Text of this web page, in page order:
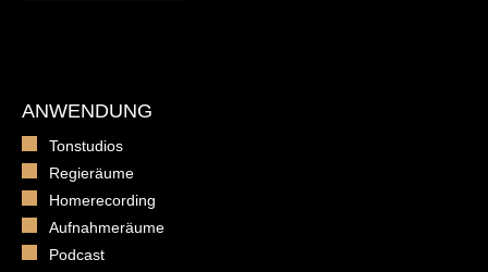
ANWENDUNG
Tonstudios
Regieräume
Homerecording
Aufnahmeräume
Podcast